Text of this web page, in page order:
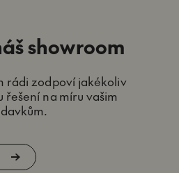
showroom
rádi zodpoví jakékoliv
řešení na míru vašim